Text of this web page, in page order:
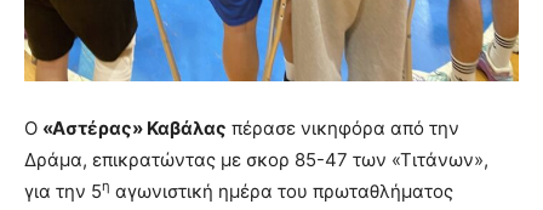
Ο «Αστέρας» Καβάλας πέρασε νικηφόρα από την
Δράμα, επικρατώντας με σκορ 85-47 των «Τιτάνων»,
για την 5η αγωνιστική ημέρα του πρωταθλήματος